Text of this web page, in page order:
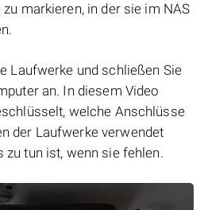
markieren, in der sie im NAS
Laufwerke und schließen Sie
an. In diesem Video
welche Anschlüsse
der Laufwerke verwendet
zu tun ist, wenn sie fehlen.